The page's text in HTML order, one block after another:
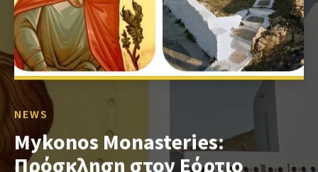
NEWS
Mykonos Monasteries:
Πρόσκληση στον Εόρτιο